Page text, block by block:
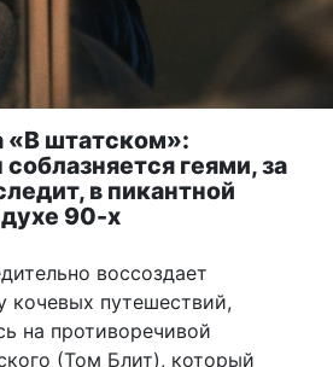
«В штатском»:
геями, за
в пикантной
90-х
воссоздает
кочевых путешествий,
на противоречивой
(Том Блит), который